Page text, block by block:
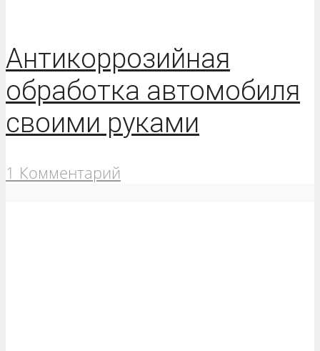
Антикоррозийная
обработка автомобиля
своими руками
1 Комментарий